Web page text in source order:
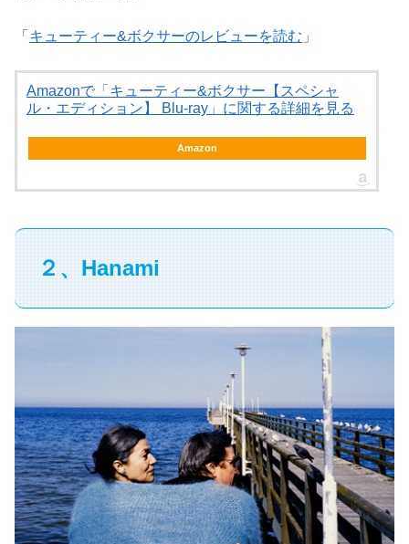
「 キューティー&ボクサーのレビューを読む 」
Amazonで「キューティー&ボクサー【スペシャ
ル・エディション】 Blu-ray」に関する詳細を見る
Amazon
２、Hanami